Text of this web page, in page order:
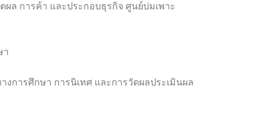
ล การค้า และประกอบธุรกิจ ศูนย์บ่มเพาะ
า
การศึกษา การนิเทศ และการวัดผลประเมินผล